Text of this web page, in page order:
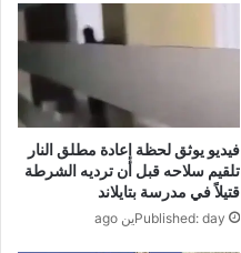
فيديو يوثق لحظة إعادة مطلق النار
تلقيم سلاحه قبل أن ترديه الشرطة
قتيلاً في مدرسة بتايلاند
Published: dayين ago